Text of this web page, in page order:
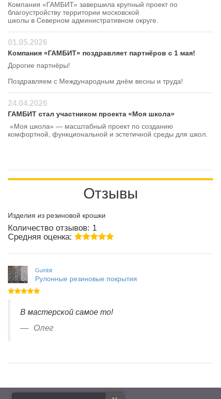
Компания «ГАМБИТ» завершила крупный проект по
благоустройству территории московской
школы в Северном административном округе.
01.05.2026
Компания «ГАМБИТ» поздравляет партнёров с 1 мая!
Дорогие партнёры!
Поздравляем с Международным днём весны и труда!
24.04.2026
ГАМБИТ стал участником проекта «Моя школа»
«Моя школа» — масштабный проект по созданию
комфортной, функциональной и эстетичной среды для школ.
Отзывы
Изделия из резиновой крошки
Количество отзывов: 1
Средняя оценка:
Gumbit
Рулонные резиновые покрытия
В мастерской самое то!
Олег